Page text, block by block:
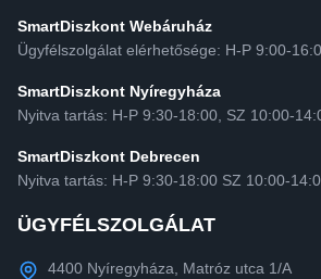
SmartDiszkont Webáruház
Ügyfélszolgálat elérhetősége: H-P 9:00-
SmartDiszkont Nyíregyháza
Nyitva tartás: H-P 9:30-18:00, SZ 10:00-
SmartDiszkont Debrecen
Nyitva tartás: H-P 9:30-18:00 SZ 10:00-
ÜGYFÉLSZOLGÁLAT
4400 Nyíregyháza, Matróz utca 1/A